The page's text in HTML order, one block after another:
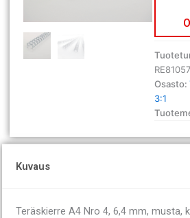
valk.
250
määrä
Osasto:
3:1
Kuvaus
Teräskierre A4 Nro 4, 6,4 mm, musta,